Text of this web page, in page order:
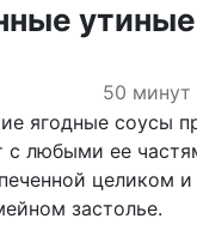
50 минут
ягодные соусы
с любыми ее
целиком
застолье.